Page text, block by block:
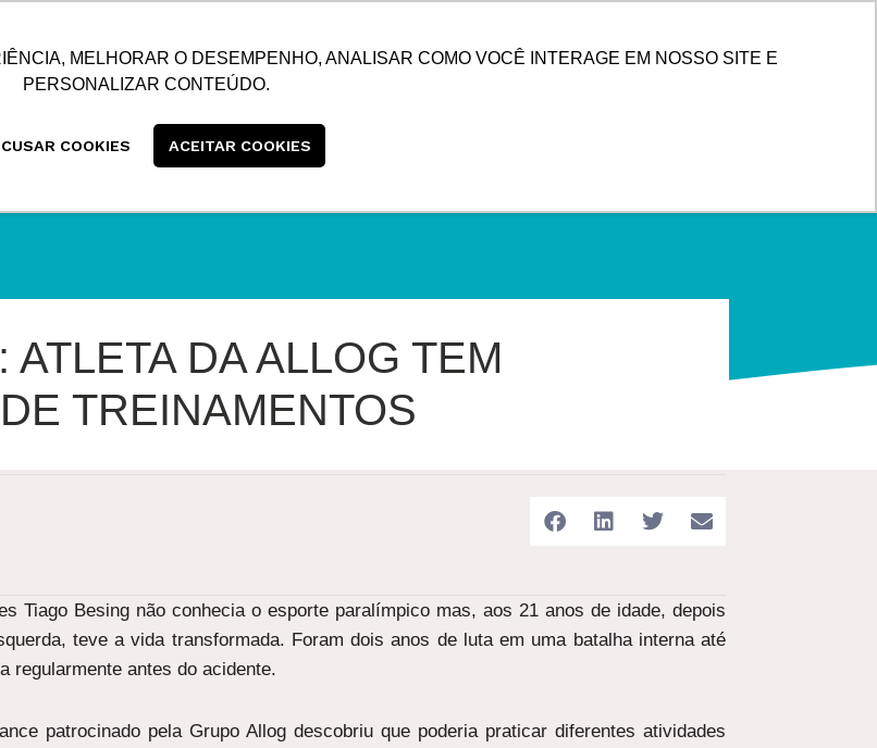
MELHORAR O DESEMPENHO, ANALISAR COMO VOCÊ INTERAGE EM NOSSO SITE E
PERSONALIZAR CONTEÚDO.
COOKIES ACEITAR COOKIES
BLOG CONTATO CENTRAL DE CLIENTES
DA ALLOG TEM
TREINAMENTOS
Tiago Besing não conhecia o esporte paralímpico mas, aos 21 anos de idade, depois
teve a vida transformada. Foram dois anos de luta em uma batalha interna até
regularmente antes do acidente.
patrocinado pela Grupo Allog descobriu que poderia praticar diferentes atividades